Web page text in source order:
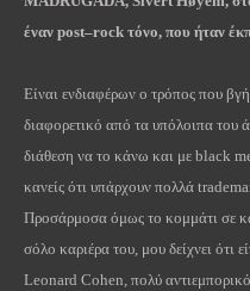
έναν post–rock τόνο, που ήταν
Είναι ενδιαφέρων ο τρόπος που
διαφορετικό από τα υπόλοιπα του
διάθεση να το κάνω και με black
κανείς ότι υπάρχουν πολλά
Προσάρμοσα όμως το κομμάτι σε
σόλο καριέρα του, μου δείχνει ότι
Leonard Cohen, πολύ